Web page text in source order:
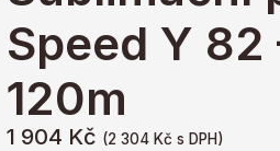
Speed Y 82
120m
1 904 Kč (2 304 Kč s DPH)